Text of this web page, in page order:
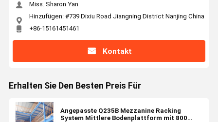
Miss. Sharon Yan
Hinzufügen: #739 Dixiu Road Jiangning District Nanjing China
+86-15161451461
Kontakt
Erhalten Sie Den Besten Preis Für
Angepasste Q235B Mezzanine Racking
System Mittlere Bodenplattform mit 800